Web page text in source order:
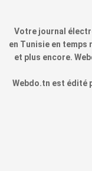
Votre journal
en Tunisie en
et plus encore.
Webdo.tn est édité